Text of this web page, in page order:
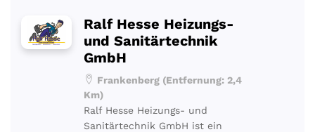
Ralf Hesse Heizungs-
und Sanitärtechnik
GmbH
Frankenberg (Entfernung: 2,4
Km)
Ralf Hesse Heizungs- und
Sanitärtechnik GmbH ist ein